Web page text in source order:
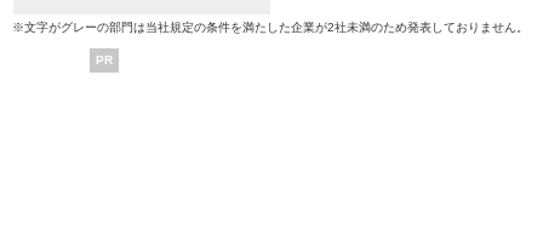
※文字がグレーの部門は当社規定の条件を満たした企業が2社未満のため発表しておりません。
PR